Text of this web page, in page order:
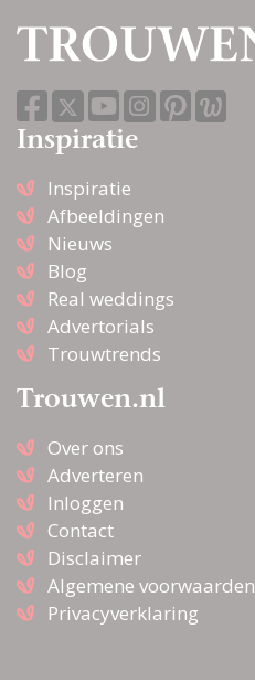
Inspiratie
Inspiratie
Afbeeldingen
Nieuws
Blog
Real weddings
Advertorials
Trouwtrends
Trouwen.nl
Over ons
Adverteren
Inloggen
Contact
Disclaimer
Algemene voorwaarden
Privacyverklaring